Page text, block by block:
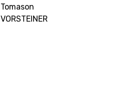
Tomason
VORSTEINER